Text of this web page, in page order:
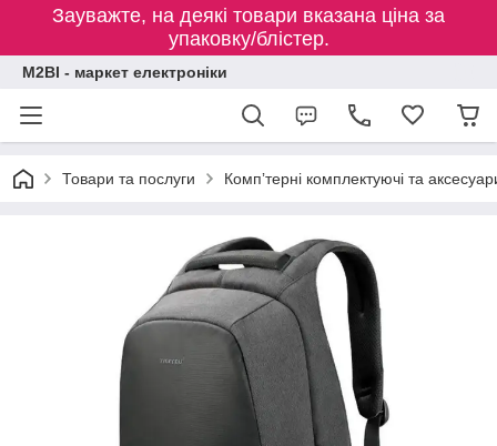
Зауважте, на деякі товари вказана ціна за
упаковку/блістер.
M2BI - маркет електроніки
Товари та послуги Компʼтерні комплектуючі та